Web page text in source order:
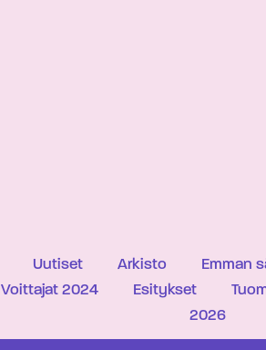
Uutiset Arkisto Emman
Voittajat 2024 Esitykset
2026